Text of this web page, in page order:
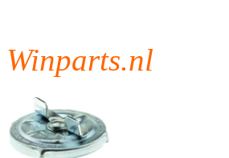
Winparts.nl